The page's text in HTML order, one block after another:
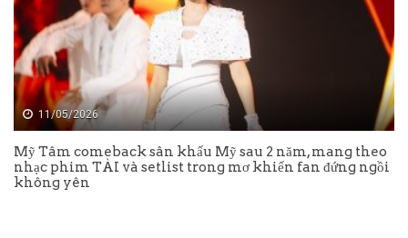
11/05/2026
Mỹ Tâm comeback sân khấu Mỹ sau 2 năm, mang theo
nhạc phim TÀI và setlist trong mơ khiến fan đứng ngồi
không yên